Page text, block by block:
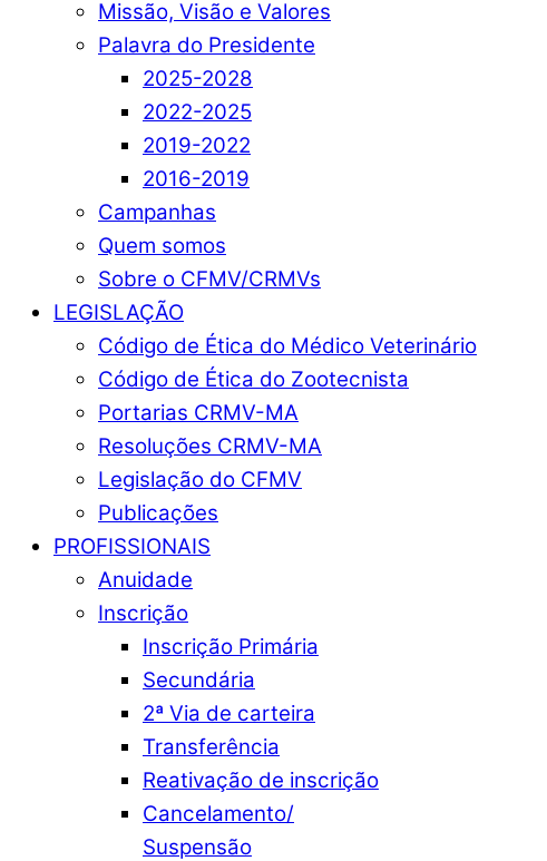
Missão, Visão e Valores
Palavra do Presidente
2025-2028
2022-2025
2019-2022
2016-2019
Campanhas
Quem somos
Sobre o CFMV/CRMVs
LEGISLAÇÃO
Código de Ética do Médico Veterinário
Código de Ética do Zootecnista
Portarias CRMV-MA
Resoluções CRMV-MA
Legislação do CFMV
Publicações
PROFISSIONAIS
Anuidade
Inscrição
Inscrição Primária
Secundária
2ª Via de carteira
Transferência
Reativação de inscrição
Cancelamento/
Suspensão